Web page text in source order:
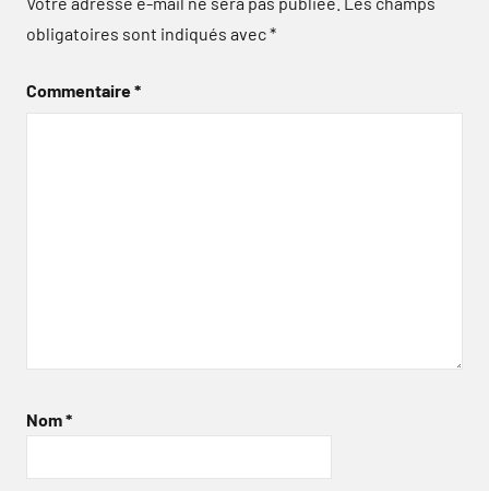
obligatoires sont indiqués avec*
Commentaire*
Nom*